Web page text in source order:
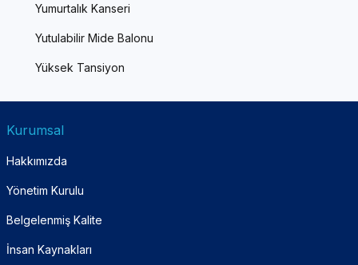
Yumurtalık Kanseri
Yutulabilir Mide Balonu
Yüksek Tansiyon
Kurumsal
Hakkımızda
Yönetim Kurulu
Belgelenmiş Kalite
İnsan Kaynakları